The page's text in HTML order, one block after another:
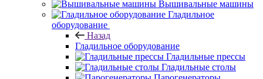
Вышивальные машины
Гладильное
оборудование
Назад
Гладильное оборудование
Гладильные прессы
Гладильные столы